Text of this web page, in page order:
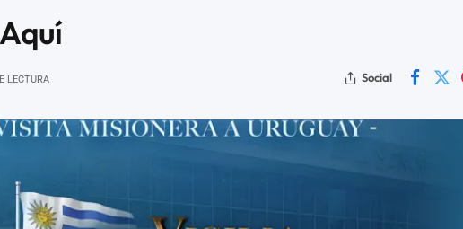
LECTURA Social